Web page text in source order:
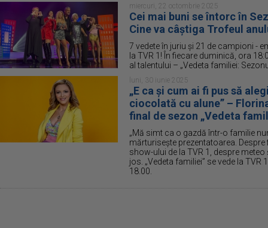
miercuri, 22 octombrie 2025
Cei mai buni se întorc în
Cine va câştiga Trofeul
7 vedete în juriu și 21 de campioni -
la TVR 1! În fiecare duminică, ora
al talentului – „Vedeta familiei:
luni, 30 iunie 2025
„E ca și cum ai fi pus să
ciocolată cu alune” –
final de sezon „Vedeta
„Mă simt ca o gazdă într-o familie
mărturiseşte prezentatoarea.
show-ului de la TVR 1, despre
jos. „Vedeta familiei” se vede la TVR
18.00.